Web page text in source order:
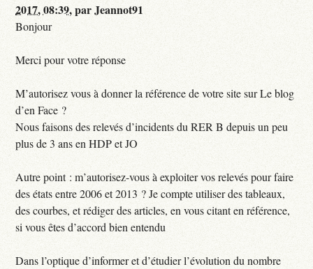
2017, 08:39,parJeannot91
Bonjour
Merci pour votre réponse
M’autorisez vous à donner la référence de votre site sur Le blog
d’en Face ?
Nous faisons des relevés d’incidents du RER B depuis un peu
plus de 3 ans en HDP et JO
Autre point : m’autorisez-vous à exploiter vos relevés pour faire
des états entre 2006 et 2013 ? Je compte utiliser des tableaux,
des courbes, et rédiger des articles, en vous citant en référence,
si vous êtes d’accord bien entendu
Dans l’optique d’informer et d’étudier l’évolution du nombre